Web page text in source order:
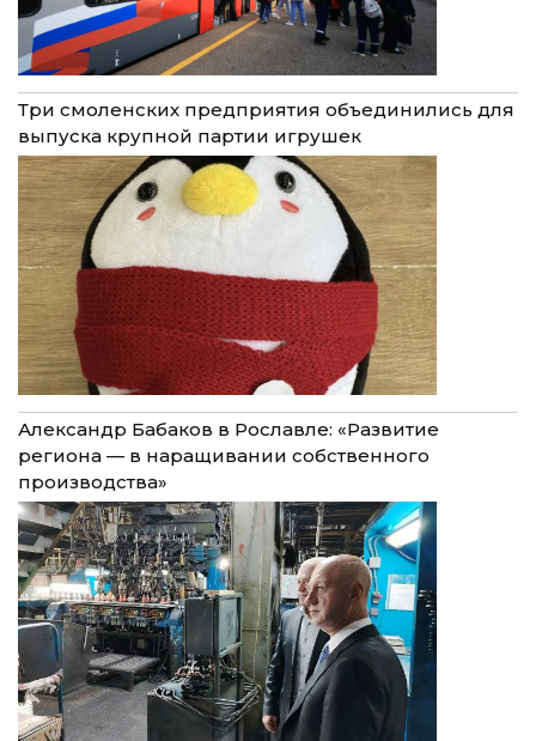
Три смоленских предприятия объединились для
выпуска крупной партии игрушек
Александр Бабаков в Рославле: «Развитие
региона — в наращивании собственного
производства»